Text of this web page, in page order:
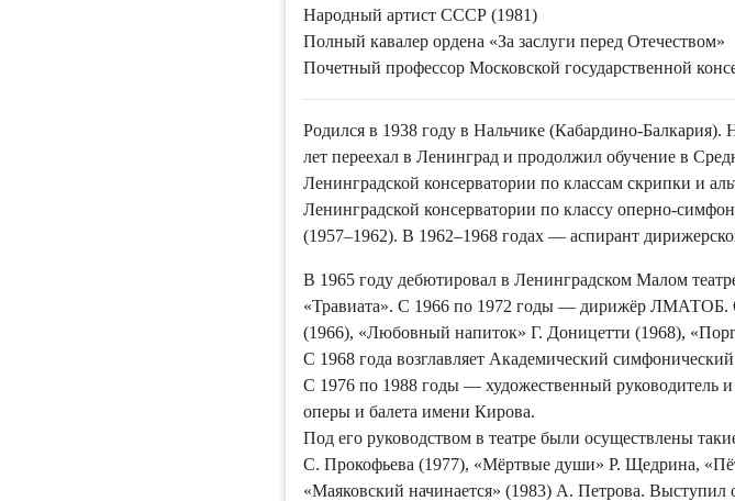
Народный артист СССР (1981)
Полный кавалер ордена «За заслуги перед Отечеством»
Почетный профессор Московской государственной
Родился в 1938 году в Нальчике (Кабардино-Балкария).
лет переехал в Ленинград и продолжил обучение в
Ленинградской консерватории по классам скрипки и
Ленинградской консерватории по классу оперно-
(1957–1962). В 1962–1968 годах — аспирант
В 1965 году дебютировал в Ленинградском Малом
«Травиата». С 1966 по 1972 годы — дирижёр ЛМАТОБ.
(1966), «Любовный напиток» Г. Доницетти (1968),
С 1968 года возглавляет Академический
С 1976 по 1988 годы ― художественный руководитель
оперы и балета имени Кирова.
Под его руководством в театре были осуществлены
С. Прокофьева (1977), «Мёртвые души» Р. Щедрина,
«Маяковский начинается» (1983) А. Петрова. Выступил